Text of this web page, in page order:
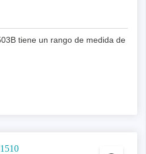
tiene un rango de medida de